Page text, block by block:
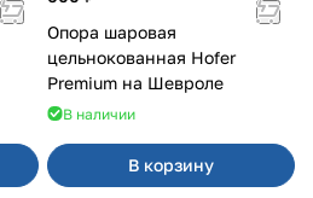
Опора шаровая
цельнокованная Hofer
Premium на Шевроле
В наличии
В корзину